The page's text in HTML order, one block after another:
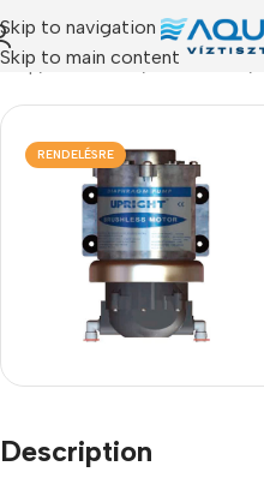
Skip to navigation
Skip to main content
/Termékeink/Alkatrészek
RENDELÉSRE
Description